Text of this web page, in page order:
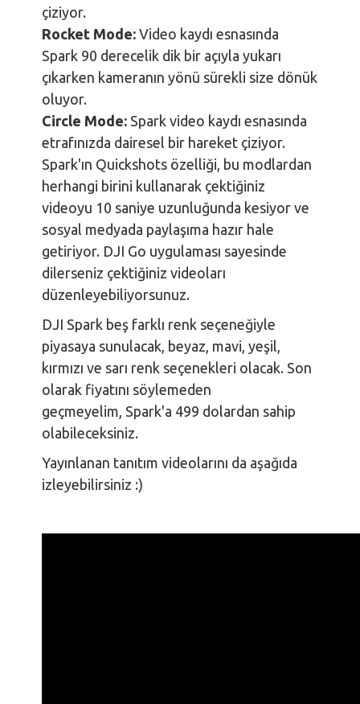
çiziyor.
Rocket Mode: Video kaydı esnasında
Spark 90 derecelik dik bir açıyla yukarı
çıkarken kameranın yönü sürekli size dönük
oluyor.
Circle Mode: Spark video kaydı esnasında
etrafınızda dairesel bir hareket çiziyor.
Spark'ın Quickshots özelliği, bu modlardan
herhangi birini kullanarak çektiğiniz
videoyu 10 saniye uzunluğunda kesiyor ve
sosyal medyada paylaşıma hazır hale
getiriyor. DJI Go uygulaması sayesinde
dilerseniz çektiğiniz videoları
düzenleyebiliyorsunuz.
DJI Spark beş farklı renk seçeneğiyle
piyasaya sunulacak, beyaz, mavi, yeşil,
kırmızı ve sarı renk seçenekleri olacak. Son
olarak fiyatını söylemeden
geçmeyelim, Spark'a 499 dolardan sahip
olabileceksiniz.
Yayınlanan tanıtım videolarını da aşağıda
izleyebilirsiniz :)